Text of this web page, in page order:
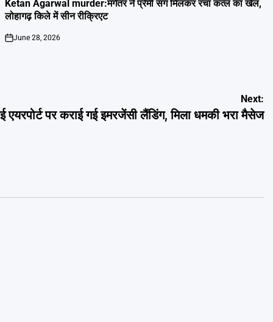
Ketan Agarwal murder:मंगेतर ने प्रेमी संग मिलकर रचा कत्ल का खेल,
लोहागढ़ किले में सीन रीक्रिएट
on
June 28, 2026
Next:
पर कराई गई इमरजेंसी लैंडिंग, मिला धमकी भरा मैसेज